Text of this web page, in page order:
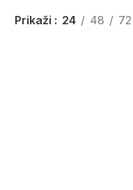
Prikaži 24 48 72